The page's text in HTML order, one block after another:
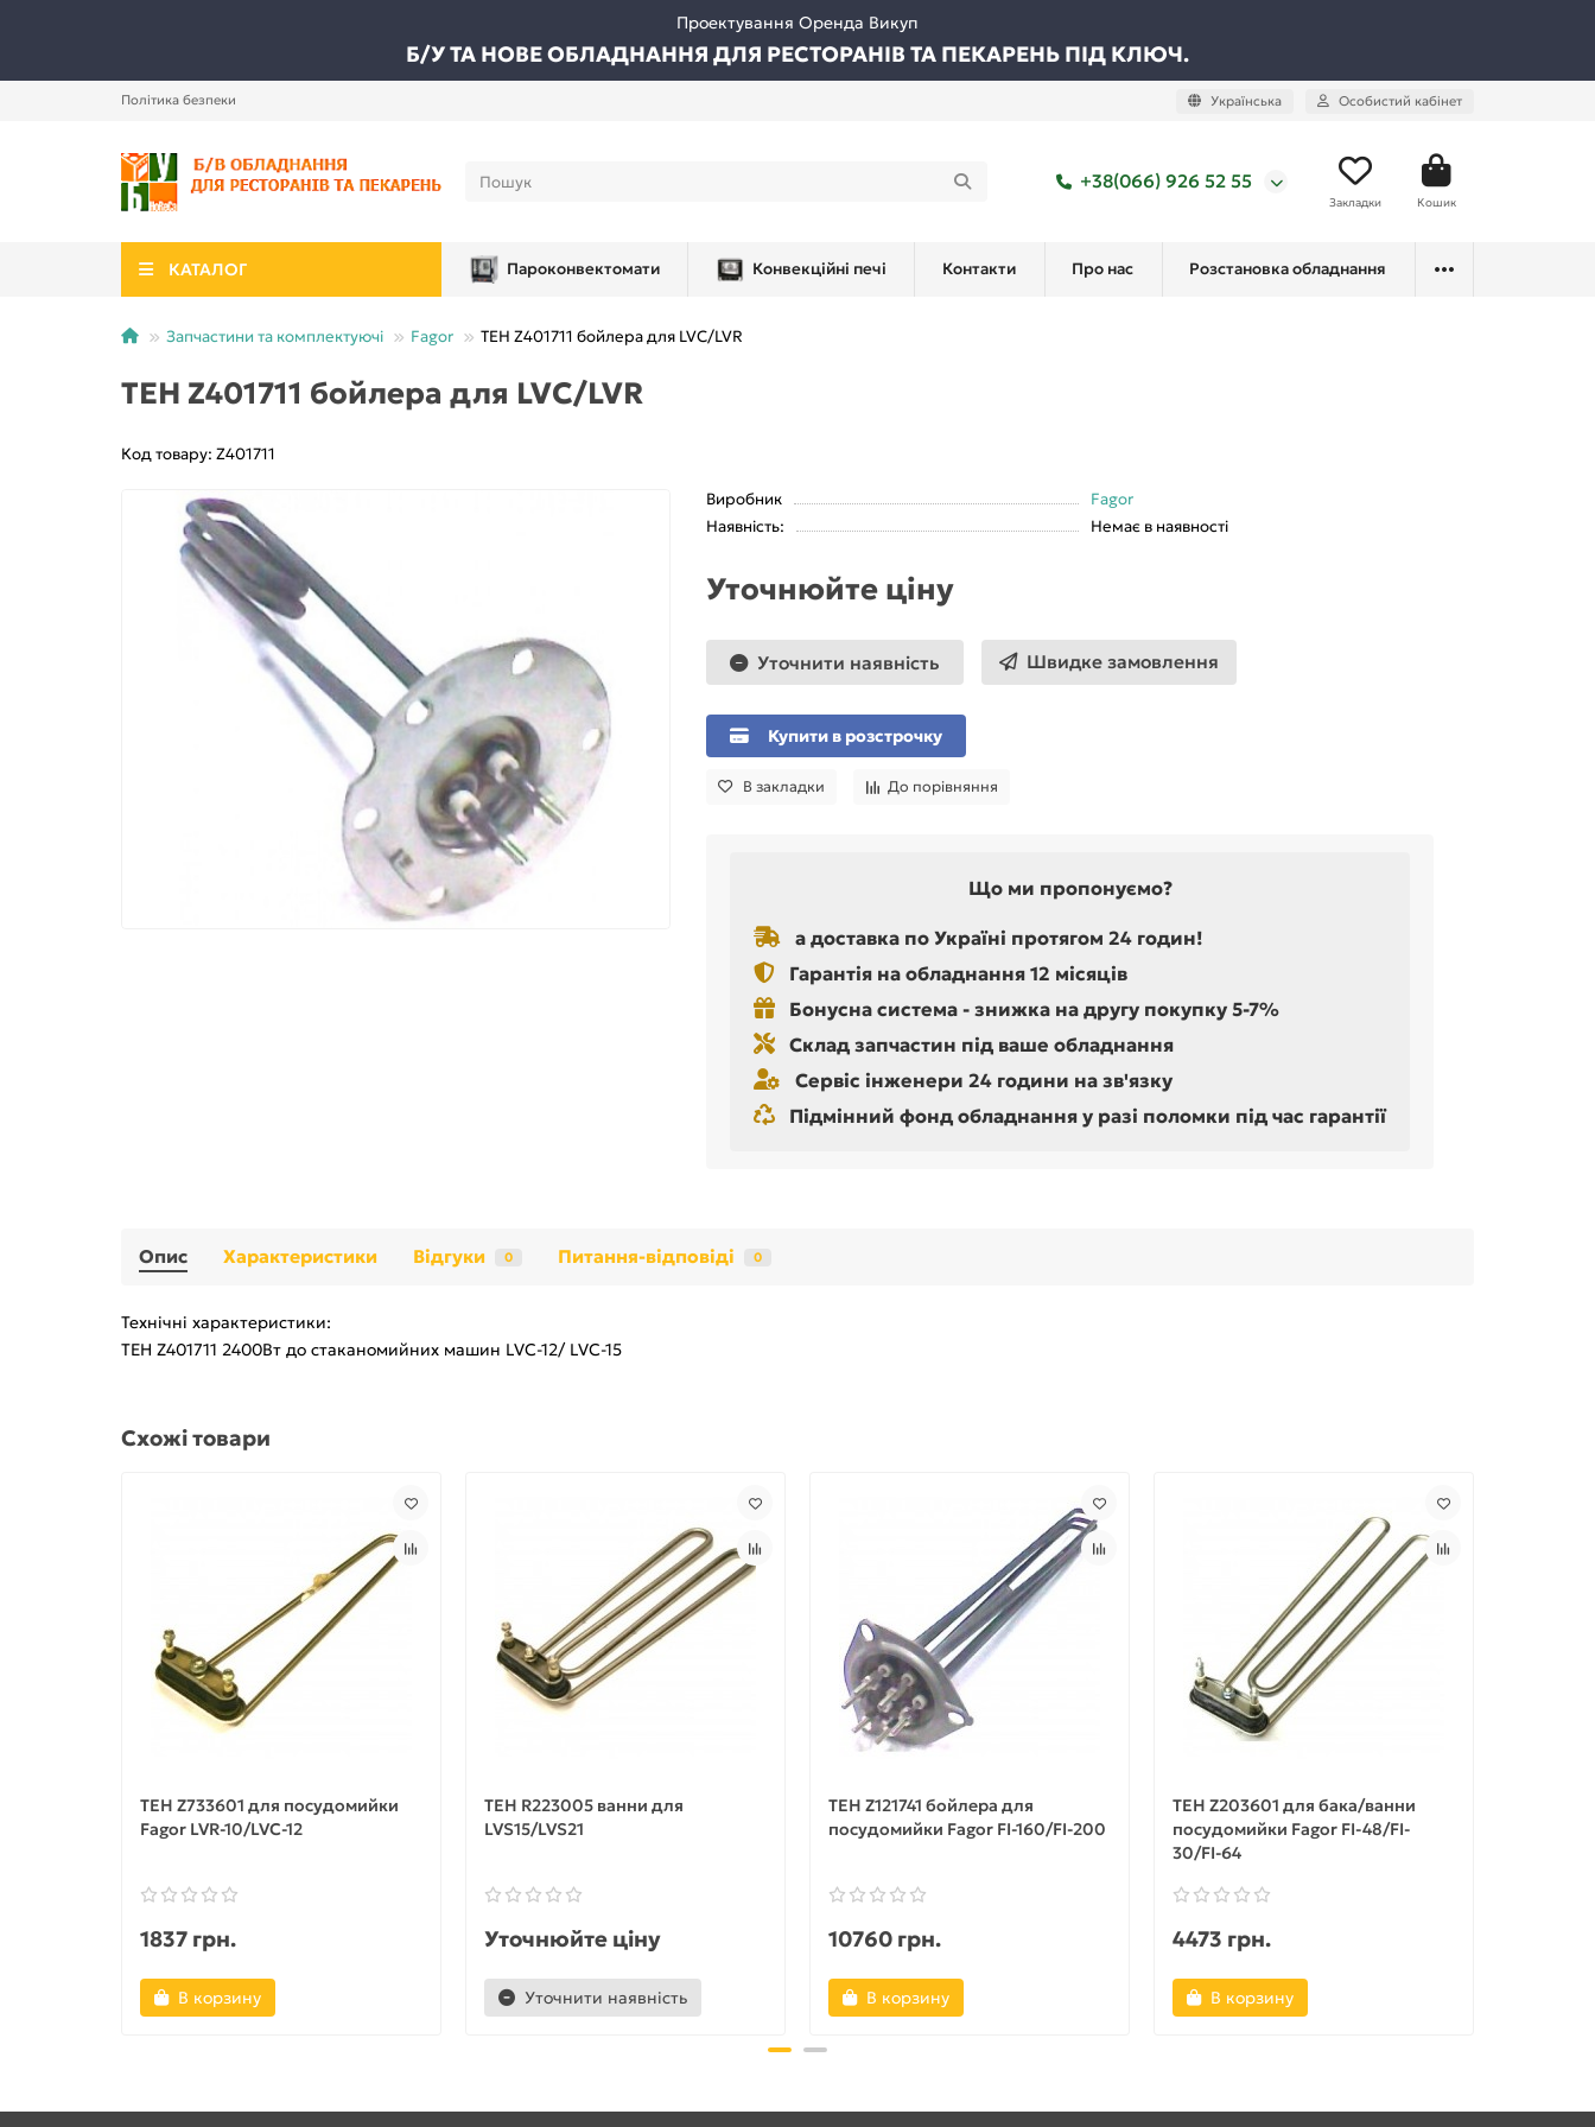
Проектування Оренда Викуп
Б/У ТА НОВЕ ОБЛАДНАННЯ ДЛЯ РЕСТОРАНІВ ТА ПЕКАРЕНЬ ПІД КЛЮЧ.
Політика безпеки Українська Особистий кабінет
+38(066) 926 52 55
Закладки Кошик
КАТАЛОГ Пароконвектомати Конвекційні печі Контакти Про нас Розстановка обладнання
Запчастини та комплектуючі Fagor ТЕН Z401711 бойлера для LVC/LVR
ТЕН Z401711 бойлера для LVC/LVR
Код товару: Z401711
Виробник
Fagor
Наявність:
Немає в наявності
Уточнюйте ціну
Уточнити наявність Швидке замовлення
Купити в розстрочку
В закладки До порівняння
Що ми пропонуємо?
а доставка по Україні протягом 24 годин!
Гарантія на обладнання 12 місяців
Бонусна система - знижка на другу покупку 5-7%
Склад запчастин під ваше обладнання
Сервіс інженери 24 години на зв'язку
Підмінний фонд обладнання у разі поломки під час гарантії
Опис Характеристики Відгуки 0 Питання-відповіді 0
Технічні характеристики:
ТЕН Z401711 2400Вт до стаканомийних машин LVC-12/ LVC-15
Схожі товари
ТЕН Z733601 для посудомийки
Fagor LVR-10/LVC-12
1837 грн.
В корзину
ТЕН R223005 ванни для
LVS15/LVS21
Уточнюйте ціну
Уточнити наявність
ТЕН Z121741 бойлера для
посудомийки Fagor FI-160/FI-200
10760 грн.
В корзину
ТЕН Z203601 для бака/ванни
посудомийки Fagor FI-48/FI-
30/FI-64
4473 грн.
В корзину